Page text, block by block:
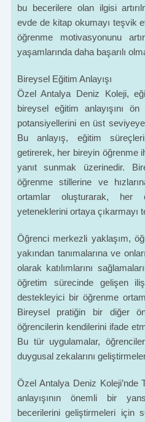
bu becerilere olan ilgisi
evde de kitap okumayı teşvik
öğrenme motivasyonunu
yaşamlarında daha başarılı
Bireysel Eğitim Anlayışı
Özel Antalya Deniz Koleji,
bireysel eğitim anlayışını
potansiyellerini en üst
Bu anlayış, eğitim
getirerek, her bireyin öğrenme
yanıt sunmak üzerinedir.
öğrenme stillerine ve
ortamlar oluşturarak, her
yeteneklerini ortaya çıkarmayı
Öğrenci merkezli yaklaşım,
yakından tanımalarına ve
olarak katılımlarını
öğretim sürecinde gelişen
destekleyici bir öğrenme
Bireysel pratiğin bir diğer
öğrencilerin kendilerini ifade
Bu tür uygulamalar,
duygusal zekalarını
Özel Antalya Deniz Koleji’nde
anlayışının önemli bir
becerilerini geliştirmeleri için